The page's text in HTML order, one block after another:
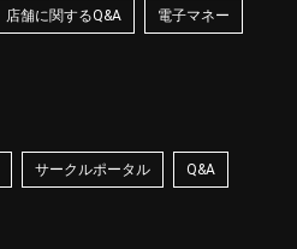
店舗に関するQ&A 電子マネー
サークルポータル Q&A